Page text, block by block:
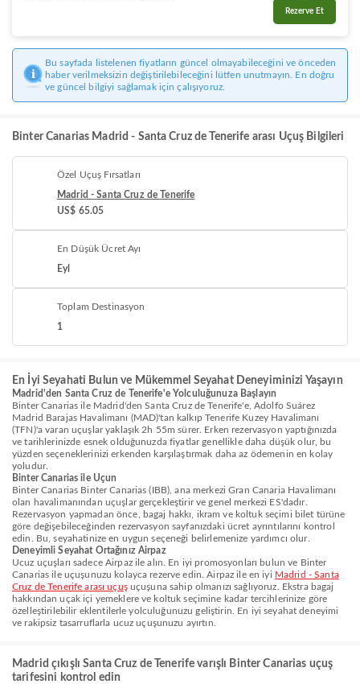
Rezerve Et
Bu sayfada listelenen fiyatların güncel olmayabileceğini ve önceden
haber verilmeksizin değiştirilebileceğini lütfen unutmayın. En doğru
ve güncel bilgiyi sağlamak için çalışıyoruz.
Binter Canarias Madrid - Santa Cruz de Tenerife arası Uçuş Bilgileri
Özel Uçuş Fırsatları
Madrid - Santa Cruz de Tenerife
US$ 65.05
En Düşük Ücret Ayı
Eyl
Toplam Destinasyon
1
En İyi Seyahati Bulun ve Mükemmel Seyahat Deneyiminizi Yaşayın
Madrid'den Santa Cruz de Tenerife'e Yolculuğunuza Başlayın
Binter Canarias ile Madrid'den Santa Cruz de Tenerife'e, Adolfo Suárez
Madrid Barajas Havalimanı (MAD)'tan kalkıp Tenerife Kuzey Havalimanı
(TFN)'a varan uçuşlar yaklaşık 2h 55m sürer. Erken rezervasyon yaptığınızda
ve tarihlerinizde esnek olduğunuzda fiyatlar genellikle daha düşük olur, bu
yüzden seçeneklerinizi erkenden karşılaştırmak daha az ödemenin en kolay
yoludur.
Binter Canarias ile Uçun
Binter Canarias Binter Canarias (IBB), ana merkezi Gran Canaria Havalimanı
olan havalimanından uçuşlar gerçekleştirir ve genel merkezi ES'dadır.
Rezervasyon yapmadan önce, bagaj hakkı, ikram ve koltuk seçimi bilet türüne
göre değişebileceğinden rezervasyon sayfanızdaki ücret ayrıntılarını kontrol
edin. Bu, seyahatinize en uygun seçeneği belirlemenize yardımcı olur.
Deneyimli Seyahat Ortağınız Airpaz
Ucuz uçuşları sadece Airpaz ile alın. En iyi promosyonları bulun ve Binter
Canarias ile uçuşunuzu kolayca rezerve edin. Airpaz ile en iyi Madrid - Santa
Cruz de Tenerife arası uçuşuçuşuna sahip olmanızı sağlıyoruz. Ekstra bagaj
hakkından uçak içi yemeklere ve koltuk seçimine kadar tercihlerinize göre
özelleştirilebilir eklentilerle yolculuğunuzu geliştirin. En iyi seyahat deneyimi
ve rakipsiz tasarruflarla ucuz uçuşunuzu ayırtın.
Madrid çıkışlı Santa Cruz de Tenerife varışlı Binter Canarias uçuş
tarifesini kontrol edin